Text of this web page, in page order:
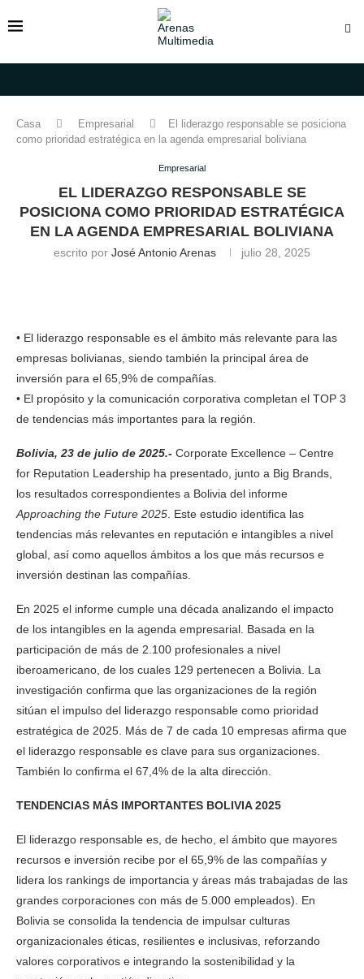
Casa Empresarial
El liderazgo responsable se posiciona
como prioridad estratégica en la agenda empresarial boliviana
Empresarial
EL LIDERAZGO RESPONSABLE SE
POSICIONA COMO PRIORIDAD ESTRATÉGICA
EN LA AGENDA EMPRESARIAL BOLIVIANA
escrito por José Antonio Arenas julio 28, 2025
• El liderazgo responsable es el ámbito más relevante para las
empresas bolivianas, siendo también la principal área de
inversión para el 65,9% de compañías.
• El propósito y la comunicación corporativa completan el TOP 3
de tendencias más importantes para la región.
Bolivia, 23 de julio de 2025.- Corporate Excellence – Centre
for Reputation Leadership ha presentado, junto a Big Brands,
los resultados correspondientes a Bolivia del informe
Approaching the Future 2025 . Este estudio identifica las
tendencias más relevantes en reputación e intangibles a nivel
global, así como aquellos ámbitos a los que más recursos e
inversión destinan las compañías.
En 2025 el informe cumple una década analizando el impacto
de los intangibles en la agenda empresarial. Basada en la
participación de más de 2.100 profesionales a nivel
iberoamericano, de los cuales 129 pertenecen a Bolivia. La
investigación confirma que las organizaciones de la región
sitúan el impulso del liderazgo responsable como prioridad
estratégica de 2025. Más de 7 de cada 10 empresas afirma que
el liderazgo responsable es clave para sus organizaciones.
También lo confirma el 67,4% de la alta dirección.
TENDENCIAS MÁS IMPORTANTES BOLIVIA 2025
El liderazgo responsable es, de hecho, el ámbito que mayores
recursos e inversión recibe por el 65,9% de las compañías y
lidera los rankings de importancia y áreas más trabajadas de las
grandes corporaciones con más de 5.000 empleados). En
Bolivia se consolida la tendencia de impulsar culturas
organizacionales éticas, resilientes e inclusivas, reforzando
valores corporativos e integrando la sostenibilidad y la